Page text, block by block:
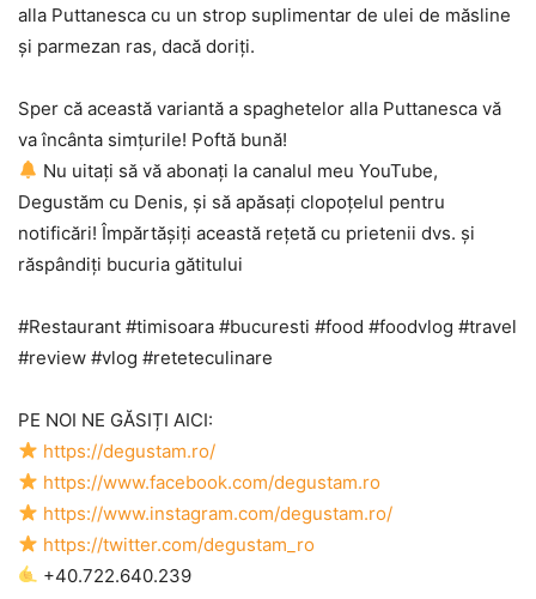
alla Puttanesca cu un strop suplimentar de ulei de măsline
și parmezan ras, dacă doriți.
Sper că această variantă a spaghetelor alla Puttanesca vă
va încânta simțurile! Poftă bună!
Nu uitați să vă abonați la canalul meu YouTube,
Degustăm cu Denis, și să apăsați clopoțelul pentru
notificări! Împărtășiți această rețetă cu prietenii dvs. și
răspândiți bucuria gătitului
#Restaurant #timisoara #bucuresti #food #foodvlog #travel
#review #vlog #reteteculinare
PE NOI NE GĂSIȚI AICI:
https://degustam.ro/
https://www.facebook.com/degustam.ro
https://www.instagram.com/degustam.ro/
https://twitter.com/degustam_ro
+40.722.640.239